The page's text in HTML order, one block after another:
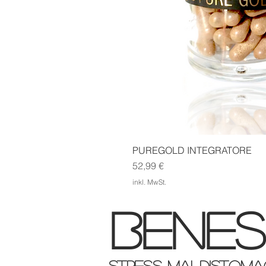
PUREGOLD INTEGRATORE
Preis
52,99 €
inkl. MwSt.